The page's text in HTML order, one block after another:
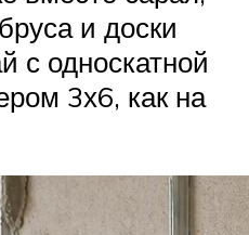
и доски
с односкатной
3х6, как на